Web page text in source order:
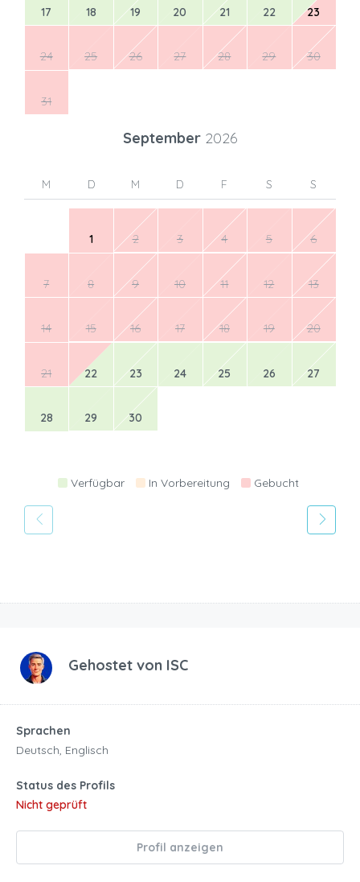
17 18 19 20 21 22 23
24 25 26 27 28 29 30
31
September 2026
M D M D F S S
1 2 3 4 5 6
7 8 9 10 11 12 13
14 15 16 17 18 19 20
21 22 23 24 25 26 27
28 29 30
Verfügbar In Vorbereitung Gebucht
Gehostet von ISC
Sprachen
Deutsch, Englisch
Status des Profils
Nicht geprüft
Profil anzeigen